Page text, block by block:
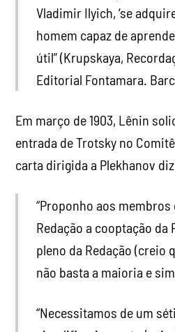
Vladimir Ilyich, ‘se
homem capaz de
útil” (Krupskaya,
Editorial Fontamara.
Em março de 1903, Lênin
entrada de Trotsky no
carta dirigida a Plekhanov
“Proponho aos
Redação a cooptação da
pleno da Redação (creio
não basta a maioria e
“Necessitamos de um